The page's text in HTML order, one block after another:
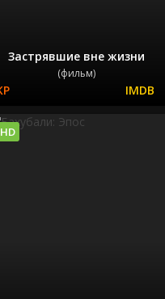
Застрявшие вне жизни
(фильм)
HD